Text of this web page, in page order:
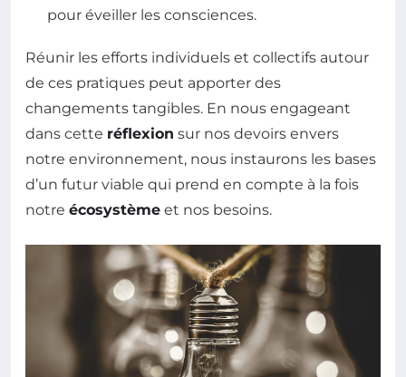
pour éveiller les consciences.
Réunir les efforts individuels et collectifs autour
de ces pratiques peut apporter des
changements tangibles. En nous engageant
dans cette réflexion sur nos devoirs envers
notre environnement, nous instaurons les bases
d’un futur viable qui prend en compte à la fois
notre écosystème et nos besoins.